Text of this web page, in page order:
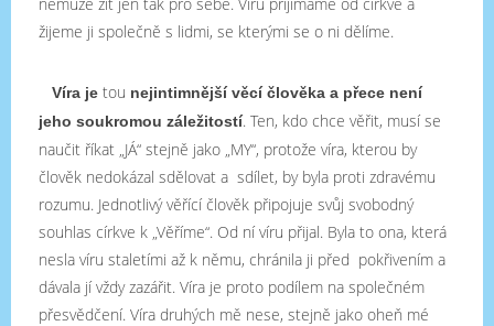
žijeme ji společně s lidmi, se kterými se o ni dělíme.
Víra je tou nejintimnější věcí člověka a přece není
jeho soukromou záležitostí. Ten, kdo chce věřit, musí se
naučit říkat „JÁ“ stejně jako „MY“, protože víra, kterou by
člověk nedokázal sdělovat a sdílet, by byla proti zdravému
rozumu. Jednotlivý věřící člověk připojuje svůj svobodný
souhlas církve k „Věříme“. Od ní víru přijal. Byla to ona, která
nesla víru staletími až k němu, chránila ji před pokřivením a
dávala jí vždy zazářit. Víra je proto podílem na společném
přesvědčení. Víra druhých mě nese, stejně jako oheň mé